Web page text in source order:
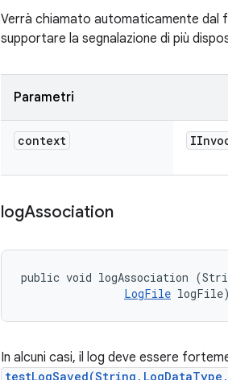
Verrà chiamato automaticamente dal
supportare la segnalazione di più
Parametri
context
logAssociation
public void logAssociation
LogFile logFile)
In alcuni casi, il log deve essere